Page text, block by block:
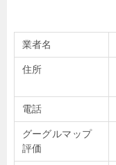
業者名
住所
電話
グーグルマップ
評価